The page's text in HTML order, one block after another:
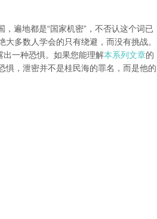
，遍地都是“国家机密”，不否认这个词已
多数人学会的只有绕避，而没有挑战。
一种恐惧。如果您能理解本系列文章的
惧，泄密并不是桂民海的罪名，而是他的